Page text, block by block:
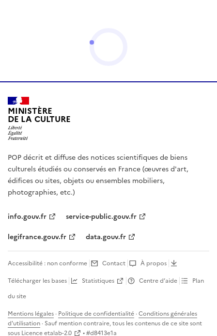
MINISTÈRE
DE LA CULTURE
POP décrit et diffuse des notices scientifiques de biens
culturels étudiés ou conservés en France (œuvres d'art,
édifices ou sites, objets ou ensembles mobiliers,
photographies, etc.)
info.gouv.fr
service-public.gouv.fr
legifrance.gouv.fr
data.gouv.fr
Accessibilité : non conforme Contact
À propos
Télécharger les bases
Statistiques Centre d’aide
Plan
du site
Mentions légales · Politique de confidentialité ·Conditions générales
d'utilisation · Sauf mention contraire, tous les contenus de ce site sont
sous Licence etalab-2.0 • #d8413e1a